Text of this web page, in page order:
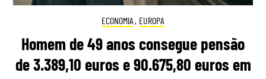
ECONOMIA , EUROPA
Homem de 49 anos consegue pensão
de 3.389,10 euros e 90.675,80 euros em